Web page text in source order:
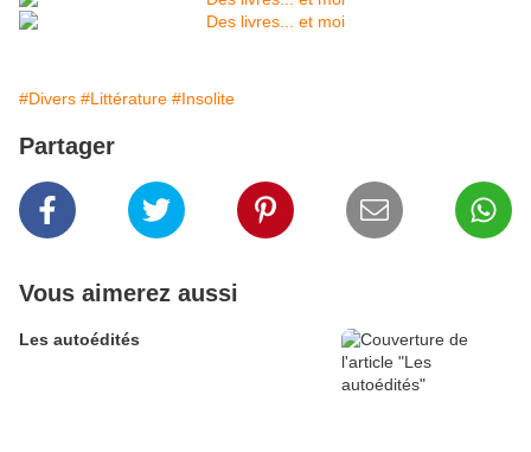
#Divers #Littérature #Insolite
Partager
Vous aimerez aussi
Les autoédités